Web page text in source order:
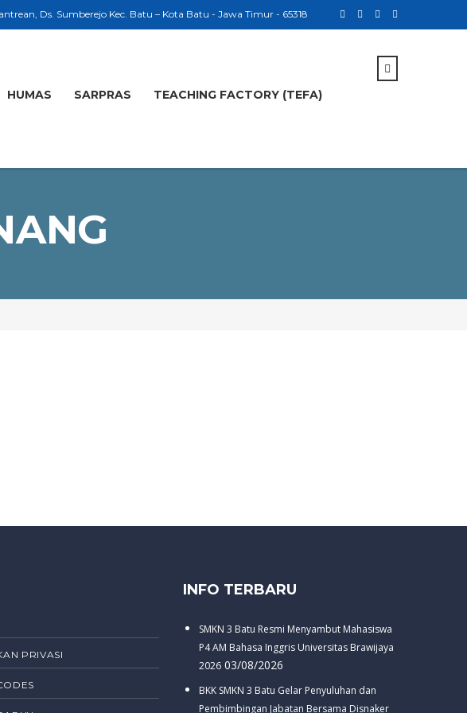
Ds. Sumberejo Kec. Batu – Kota Batu - Jawa Timur - 65318
HUMAS SARPRAS TEACHING FACTORY (TEFA)
PRIVASI
INFO TERBARU
SMKN 3 Batu Resmi Menyambut Mahasiswa
P4 AM Bahasa Inggris Universitas Brawijaya
2026 03/08/2026
BKK SMKN 3 Batu Gelar Penyuluhan dan
Pembimbingan Jabatan Bersama Disnaker